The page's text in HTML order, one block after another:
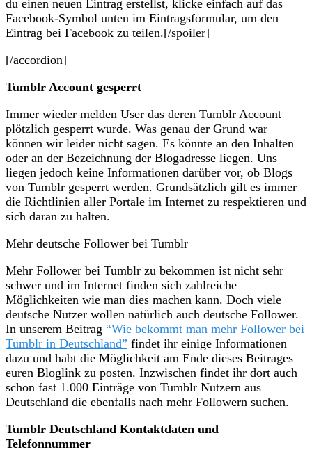
du einen neuen Eintrag erstellst, klicke einfach auf das
Facebook-Symbol unten im Eintragsformular, um den
Eintrag bei Facebook zu teilen.[/spoiler]
[/accordion]
Tumblr Account gesperrt
Immer wieder melden User das deren Tumblr Account
plötzlich gesperrt wurde. Was genau der Grund war
können wir leider nicht sagen. Es könnte an den Inhalten
oder an der Bezeichnung der Blogadresse liegen. Uns
liegen jedoch keine Informationen darüber vor, ob Blogs
von Tumblr gesperrt werden. Grundsätzlich gilt es immer
die Richtlinien aller Portale im Internet zu respektieren und
sich daran zu halten.
Mehr deutsche Follower bei Tumblr
Mehr Follower bei Tumblr zu bekommen ist nicht sehr
schwer und im Internet finden sich zahlreiche
Möglichkeiten wie man dies machen kann. Doch viele
deutsche Nutzer wollen natürlich auch deutsche Follower.
In unserem Beitrag “Wie bekommt man mehr Follower bei
Tumblr in Deutschland” findet ihr einige Informationen
dazu und habt die Möglichkeit am Ende dieses Beitrages
euren Bloglink zu posten. Inzwischen findet ihr dort auch
schon fast 1.000 Einträge von Tumblr Nutzern aus
Deutschland die ebenfalls nach mehr Followern suchen.
Tumblr Deutschland Kontaktdaten und
Telefonnummer